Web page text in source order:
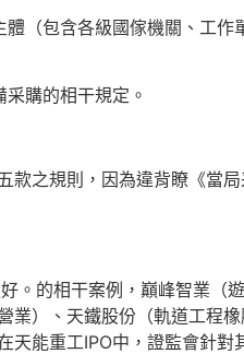
包含各級國傢機關、工作
購的相干規定。
之規則，因為違背瞭《當
。的相干案例，巔峰智業（
）、天鐵股份（軌道工程
能重工IPO中，證監會針對